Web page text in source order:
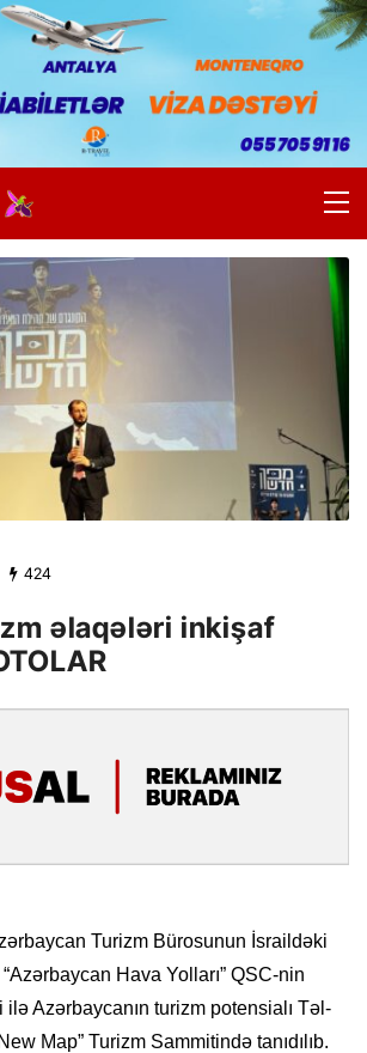
424
əlaqələri inkişaf
Turizm Bürosunun İsraildəki
Hava Yolları” QSC-nin
Azərbaycanın turizm potensialı Təl-
Map” Turizm Sammitində tanıdılıb.